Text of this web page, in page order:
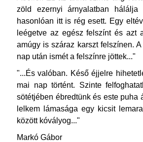
zöld ezernyi árnyalatban
hasonlóan itt is rég esett. Egy
leégetve az egész felszínt és azt
amúgy is száraz karszt felszínen.
nap után ismét a felszínre jöttek..."
"...És valóban. Késő éjjelre
mai nap történt. Szinte
sötétjében ébredtünk és este puha
lelkem lámasága egy kicsit
között kóvályog..."
Markó Gábor